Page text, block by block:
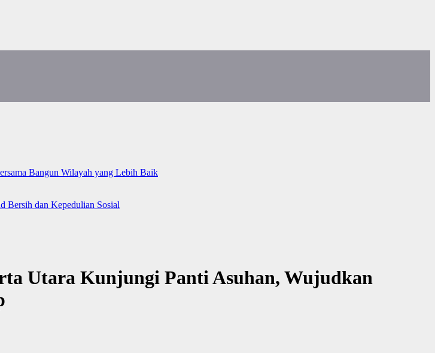
Bangun Wilayah yang Lebih Baik
Bersih dan Kepedulian Sosial
Utara Kunjungi Panti Asuhan, Wujudkan